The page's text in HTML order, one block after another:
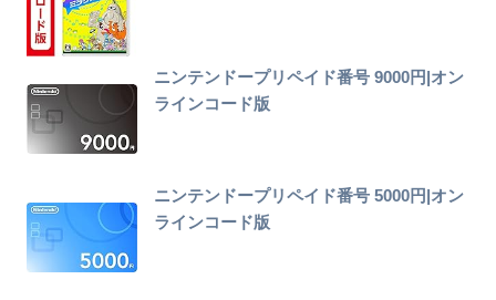
ニンテンドープリペイド番号 9000円|オン
ラインコード版
ニンテンドープリペイド番号 5000円|オン
ラインコード版